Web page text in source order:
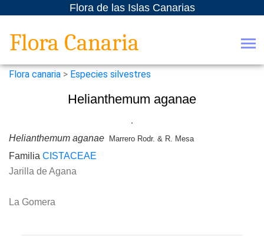
Flora de las Islas Canarias
Flora Canaria
Flora canaria > Especies silvestres
Helianthemum aganae
Helianthemum aganae Marrero Rodr. & R. Mesa
Familia CISTACEAE
Jarilla de Agana
La Gomera